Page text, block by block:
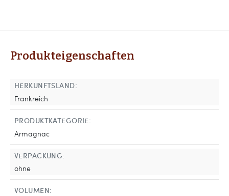
Produkteigenschaften
HERKUNFTSLAND:
Frankreich
PRODUKTKATEGORIE:
Armagnac
VERPACKUNG:
ohne
VOLUMEN: